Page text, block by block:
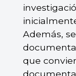
Además,
que